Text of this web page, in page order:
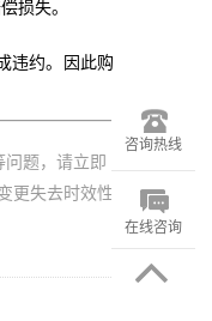
损失。
违约。因此购
问题，请立即
更失去时效性
咨询热线
在线咨询